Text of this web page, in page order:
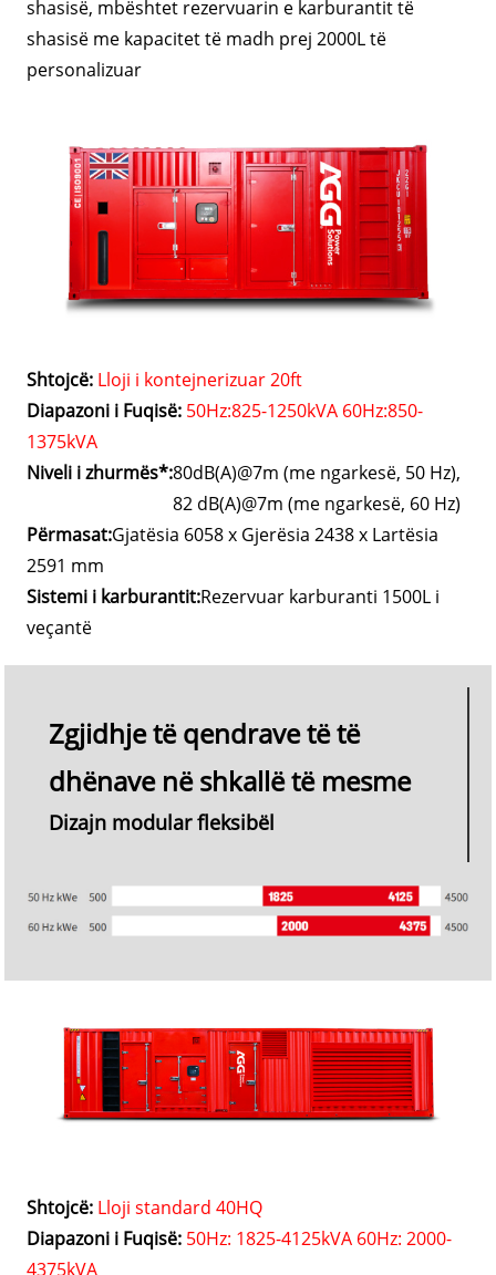
shasisë, mbështet rezervuarin e karburantit të
shasisë me kapacitet të madh prej 2000L të
personalizuar
Shtojcë: Lloji i kontejnerizuar 20ft
Diapazoni i Fuqisë: 50Hz:825-1250kVA 60Hz:850-
1375kVA
Niveli i zhurmës*:80dB(A)@7m (me ngarkesë, 50 Hz),
82 dB(A)@7m (me ngarkesë, 60 Hz)
Përmasat:Gjatësia 6058 x Gjerësia 2438 x Lartësia
2591 mm
Sistemi i karburantit:Rezervuar karburanti 1500L i
veçantë
Zgjidhje të qendrave të të
dhënave në shkallë të mesme
Dizajn modular fleksibël
Shtojcë: Lloji standard 40HQ
Diapazoni i Fuqisë: 50Hz: 1825-4125kVA 60Hz: 2000-
4375kVA